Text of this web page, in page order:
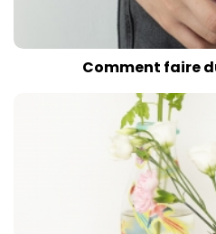
Comment faire